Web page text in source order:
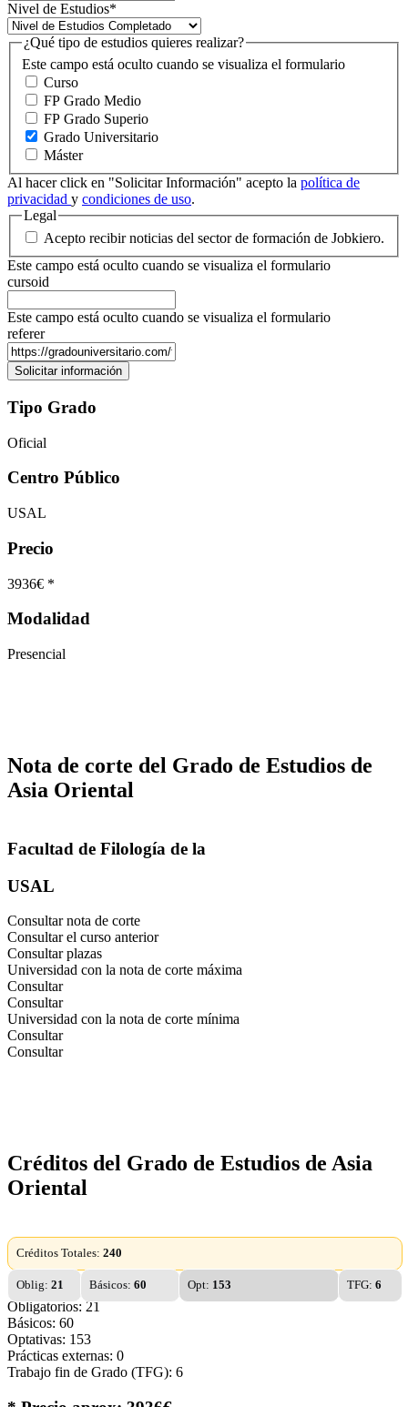
Nivel de Estudios*
Este campo está oculto cuando se visualiza el formulario
¿Qué tipo de estudios quieres realizar?
Curso
FP Grado Medio
FP Grado Superio
Grado Universitario
Máster
Al hacer click en "Solicitar Información" acepto la política de
privacidad y condiciones de uso.
Legal
Acepto recibir noticias del sector de formación de Jobkiero.
Este campo está oculto cuando se visualiza el formulario
cursoid
Este campo está oculto cuando se visualiza el formulario
referer
Tipo Grado
Oficial
Centro Público
USAL
Precio
3936€ *
Modalidad
Presencial
Nota de corte del Grado de Estudios de
Asia Oriental
Facultad de Filología de la
USAL
Consultar nota de corte
Consultar el curso anterior
Consultar plazas
Universidad con la nota de corte máxima
Consultar
Consultar
Universidad con la nota de corte mínima
Consultar
Consultar
Créditos del Grado de Estudios de Asia
Oriental
Créditos Totales: 240
Oblig: 21 Básicos: 60 Opt: 153 TFG: 6
Obligatorios: 21
Básicos: 60
Optativas: 153
Prácticas externas: 0
Trabajo fin de Grado (TFG): 6